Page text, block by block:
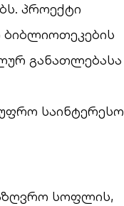
პროექტი
განათლებასა
საინტერესო
სოფლის,